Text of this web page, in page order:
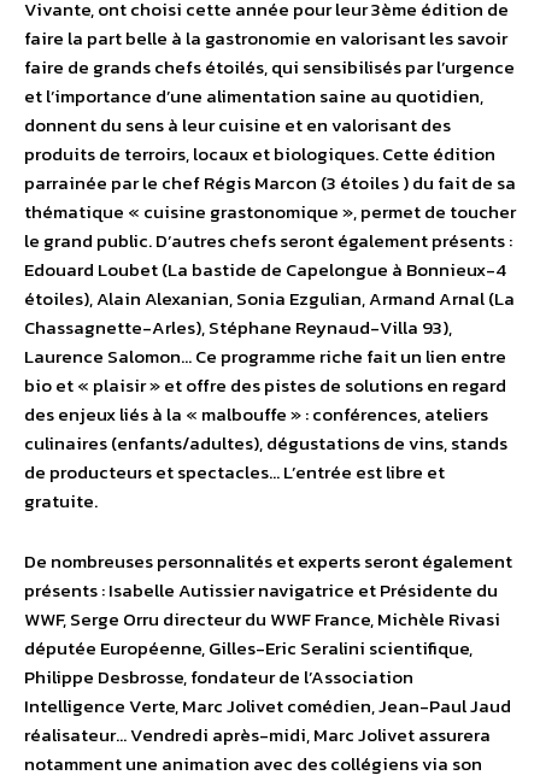
Vivante, ont choisi cette année pour leur 3ème édition de
faire la part belle à la gastronomie en valorisant les savoir
faire de grands chefs étoilés, qui sensibilisés par l’urgence
et l’importance d’une alimentation saine au quotidien,
donnent du sens à leur cuisine et en valorisant des
produits de terroirs, locaux et biologiques. Cette édition
parrainée par le chef Régis Marcon (3 étoiles ) du fait de sa
thématique « cuisine grastonomique », permet de toucher
le grand public. D’autres chefs seront également présents :
Edouard Loubet (La bastide de Capelongue à Bonnieux-4
étoiles), Alain Alexanian, Sonia Ezgulian, Armand Arnal (La
Chassagnette-Arles), Stéphane Reynaud-Villa 93),
Laurence Salomon… Ce programme riche fait un lien entre
bio et « plaisir » et offre des pistes de solutions en regard
des enjeux liés à la « malbouffe » : conférences, ateliers
culinaires (enfants/adultes), dégustations de vins, stands
de producteurs et spectacles… L’entrée est libre et
gratuite.
De nombreuses personnalités et experts seront également
présents : Isabelle Autissier navigatrice et Présidente du
WWF, Serge Orru directeur du WWF France, Michèle Rivasi
députée Européenne, Gilles-Eric Seralini scientifique,
Philippe Desbrosse, fondateur de l’Association
Intelligence Verte, Marc Jolivet comédien, Jean-Paul Jaud
réalisateur… Vendredi après-midi, Marc Jolivet assurera
notamment une animation avec des collégiens via son